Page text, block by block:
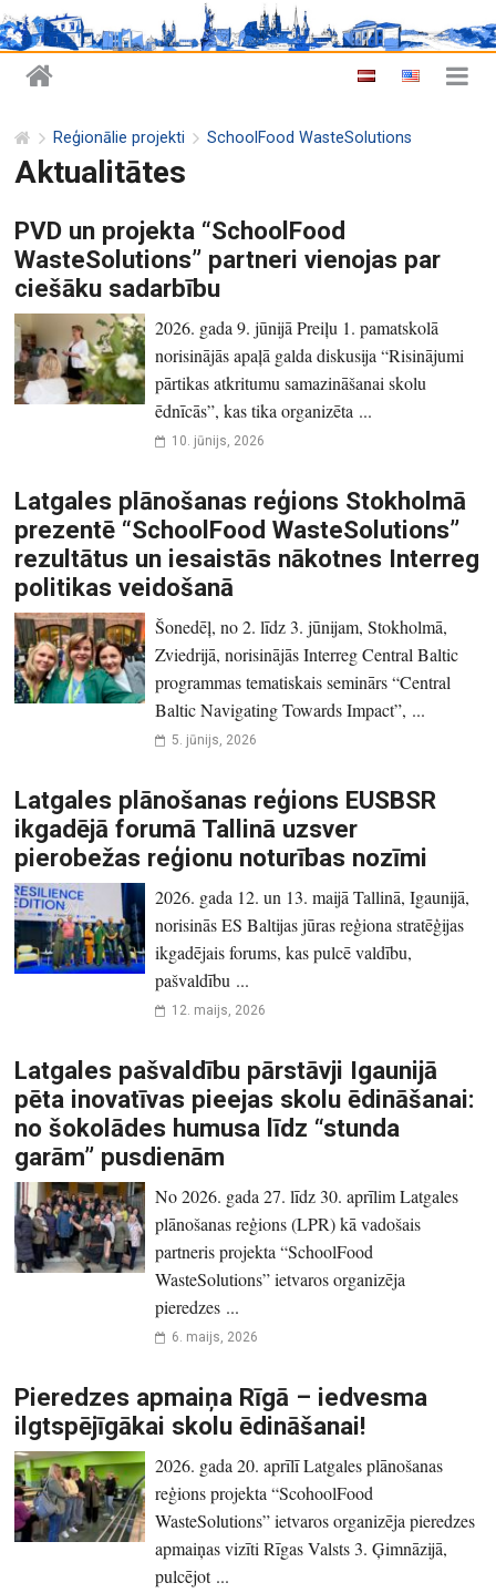
Reģionālie projekti SchoolFood WasteSolutions
Aktualitātes
PVD un projekta “SchoolFood
WasteSolutions” partneri vienojas par
ciešāku sadarbību
2026. gada 9. jūnijā Preiļu 1. pamatskolā
norisinājās apaļā galda diskusija “Risinājumi
pārtikas atkritumu samazināšanai skolu
ēdnīcās”, kas tika organizēta ...
10. jūnijs, 2026
Latgales plānošanas reģions Stokholmā
prezentē “SchoolFood WasteSolutions”
rezultātus un iesaistās nākotnes Interreg
politikas veidošanā
Šonedēļ, no 2. līdz 3. jūnijam, Stokholmā,
Zviedrijā, norisinājās Interreg Central Baltic
programmas tematiskais seminārs “Central
Baltic Navigating Towards Impact”, ...
5. jūnijs, 2026
Latgales plānošanas reģions EUSBSR
ikgadējā forumā Tallinā uzsver
pierobežas reģionu noturības nozīmi
2026. gada 12. un 13. maijā Tallinā, Igaunijā,
norisinās ES Baltijas jūras reģiona stratēģijas
ikgadējais forums, kas pulcē valdību,
pašvaldību ...
12. maijs, 2026
Latgales pašvaldību pārstāvji Igaunijā
pēta inovatīvas pieejas skolu ēdināšanai:
no šokolādes humusa līdz “stunda
garām” pusdienām
No 2026. gada 27. līdz 30. aprīlim Latgales
plānošanas reģions (LPR) kā vadošais
partneris projekta “SchoolFood
WasteSolutions” ietvaros organizēja
pieredzes ...
6. maijs, 2026
Pieredzes apmaiņa Rīgā – iedvesma
ilgtspējīgākai skolu ēdināšanai!
2026. gada 20. aprīlī Latgales plānošanas
reģions projekta “ScohoolFood
WasteSolutions” ietvaros organizēja pieredzes
apmaiņas vizīti Rīgas Valsts 3. Ģimnāzijā,
pulcējot ...